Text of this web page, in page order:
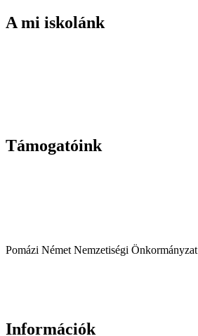
A mi iskolánk
Támogatóink
Pomázi Német Nemzetiségi Önkormányzat
Információk